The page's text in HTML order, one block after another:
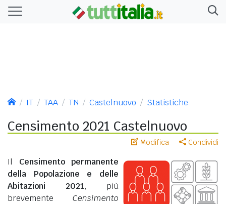
IT TAA TN Castelnuovo Statistiche
Censimento 2021 Castelnuovo
Modifica Condividi
Il Censimento permanente
della Popolazione e delle
Abitazioni 2021, più
brevemente Censimento